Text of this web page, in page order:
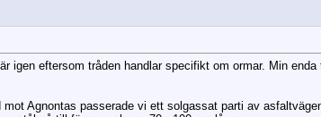
igen eftersom tråden handlar specifikt om ormar. Min enda
Agnontas passerade vi ett solgassat parti av